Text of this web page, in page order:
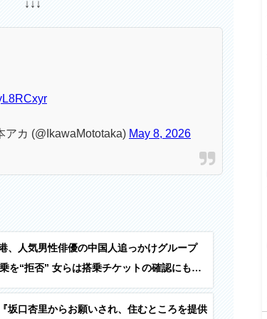
↓↓↓
カ (@IkawaMototaka) May 8, 2026
、人気男性俳優の中国人追っかけグループ
搭乗チケットの確認にも応
)
坂口杏里からお願いされ、住むところを提供